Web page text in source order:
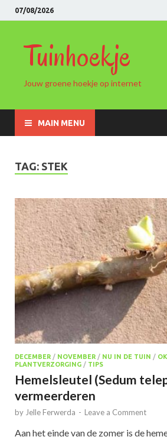
07/08/2026
Tuinhoekje
Jouw groene hoekje op internet
MAIN MENU
TAG: STEK
DECEMBER / NOVEMBER / NU IN DE TUIN /
PLANTVERZORGING / TIPS
Hemelsleutel (Sedum
vermeerderen
by Jelle Ferwerda - Leave a Comment
Aan het einde van de zomer is de